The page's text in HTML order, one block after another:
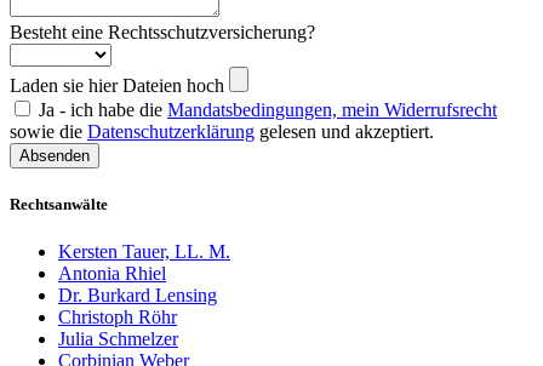
Besteht eine Rechtsschutzversicherung?
Laden sie hier Dateien hoch
Ja - ich habe die Mandatsbedingungen, mein Widerrufsrecht
sowie die Datenschutzerklärung gelesen und akzeptiert.
Absenden
Rechtsanwälte
Kersten Tauer, LL. M.
Antonia Rhiel
Dr. Burkard Lensing
Christoph Röhr
Julia Schmelzer
Corbinian Weber